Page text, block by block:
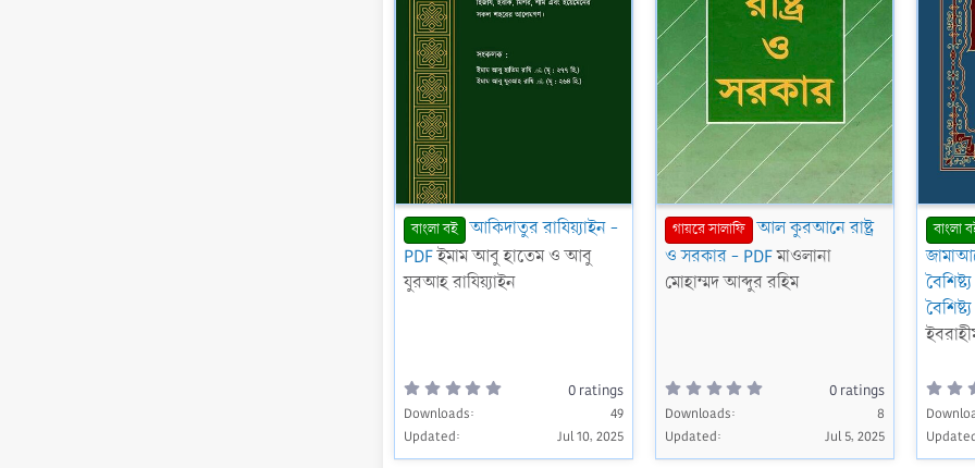
বাংলা বই
আকিদাতুর রাযিয়্যাইন -
PDFইমাম আবু হাতেম ও আবু
যুরআহ রাযিয়্যাইন
t
0 ratings
Downloads
49
Updated
Jul 10, 2025
গায়রে সালাফি
আল কুরআনে রাষ্ট্র
ও সরকার - PDFমাওলানা
মোহাম্মদ আব্দুর রহিম
t
0 ratings
Downloads
8
Updated
Jul 5, 2025
বাংলা